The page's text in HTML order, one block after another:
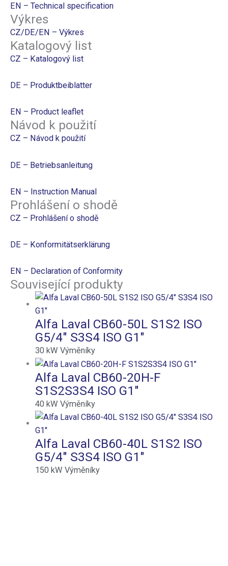
EN – Technical specification
Výkres
CZ/DE/EN – Výkres
Katalogový list
CZ – Katalogový list
DE – Produktbeiblatter
EN – Product leaflet
Návod k použití
CZ – Návod k použití
DE – Betriebsanleitung
EN – Instruction Manual
Prohlášení o shodě
CZ – Prohlášení o shodě
DE – Konformitätserklärung
EN – Declaration of Conformity
Související produkty
Alfa Laval CB60-50L S1S2 ISO
G5/4″ S3S4 ISO G1″
30 kW Výměníky
Alfa Laval CB60-20H-F
S1S2S3S4 ISO G1″
40 kW Výměníky
Alfa Laval CB60-40L S1S2 ISO
G5/4″ S3S4 ISO G1″
150 kW Výměníky